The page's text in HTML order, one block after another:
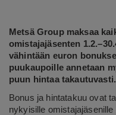
Metsä Group maksaa
omistajajäsenten
vähintään euron
puukaupoille annetaan
puun hintaa takautuvasti.
Bonus ja hintatakuu ovat
nykyisille